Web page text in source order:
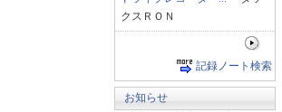
クスＲＯＮ
記録ノート検索
お知らせ